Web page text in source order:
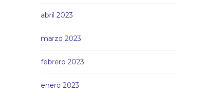
abril 2023
marzo 2023
febrero 2023
enero 2023